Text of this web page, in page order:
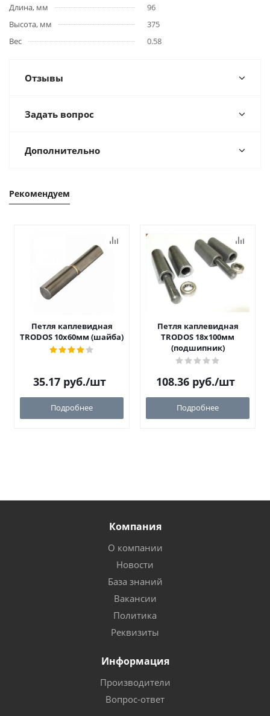
Длина, мм
96
Высота, мм
375
Вес
0.58
Отзывы
Задать вопрос
Дополнительно
Рекомендуем
Петля каплевидная
TRODOS 10х60мм (шайба)
35.17 руб./шт
Подробнее
Петля каплевидная
TRODOS 18х100мм
(подшипник)
108.36 руб./шт
Подробнее
Компания
О компании
Новости
База знаний
Вакансии
Политика
Реквизиты
Информация
Производители
Вопрос-ответ